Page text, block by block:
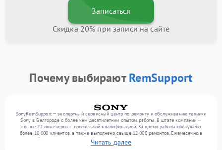
Записаться
Скидка 20% при записи на сайте
Почему выбираютRemSupport
SonyRemSupport — экспертный сервисный центр по ремонту и обслуживанию техники
Sony в Белгороде с более чем десятилетним опытом работы. В штате компании —
свыше 22 инженеров с профильной квалификацией. За время работы обслужено
более 10 000 клиентов, а также выполнено свыше 12 000 ремонтов. Ежемесячно в
сервисный центр поступает более 300 устройств, включая , , . Мы устраняем поломки
любой сложности и обеспечиваем надежный результат благодаря использованию
Читать далее